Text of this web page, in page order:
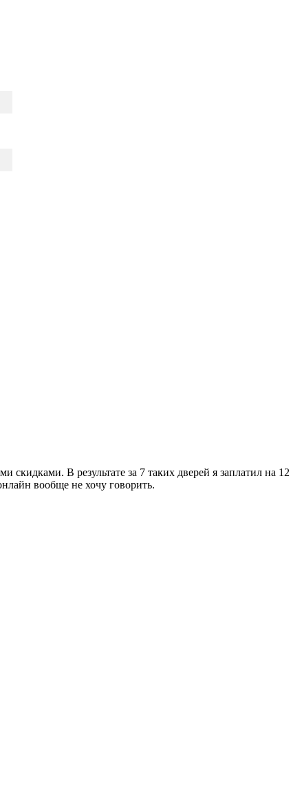
В результате за 7 таких дверей я заплатил на
вообще не хочу говорить.